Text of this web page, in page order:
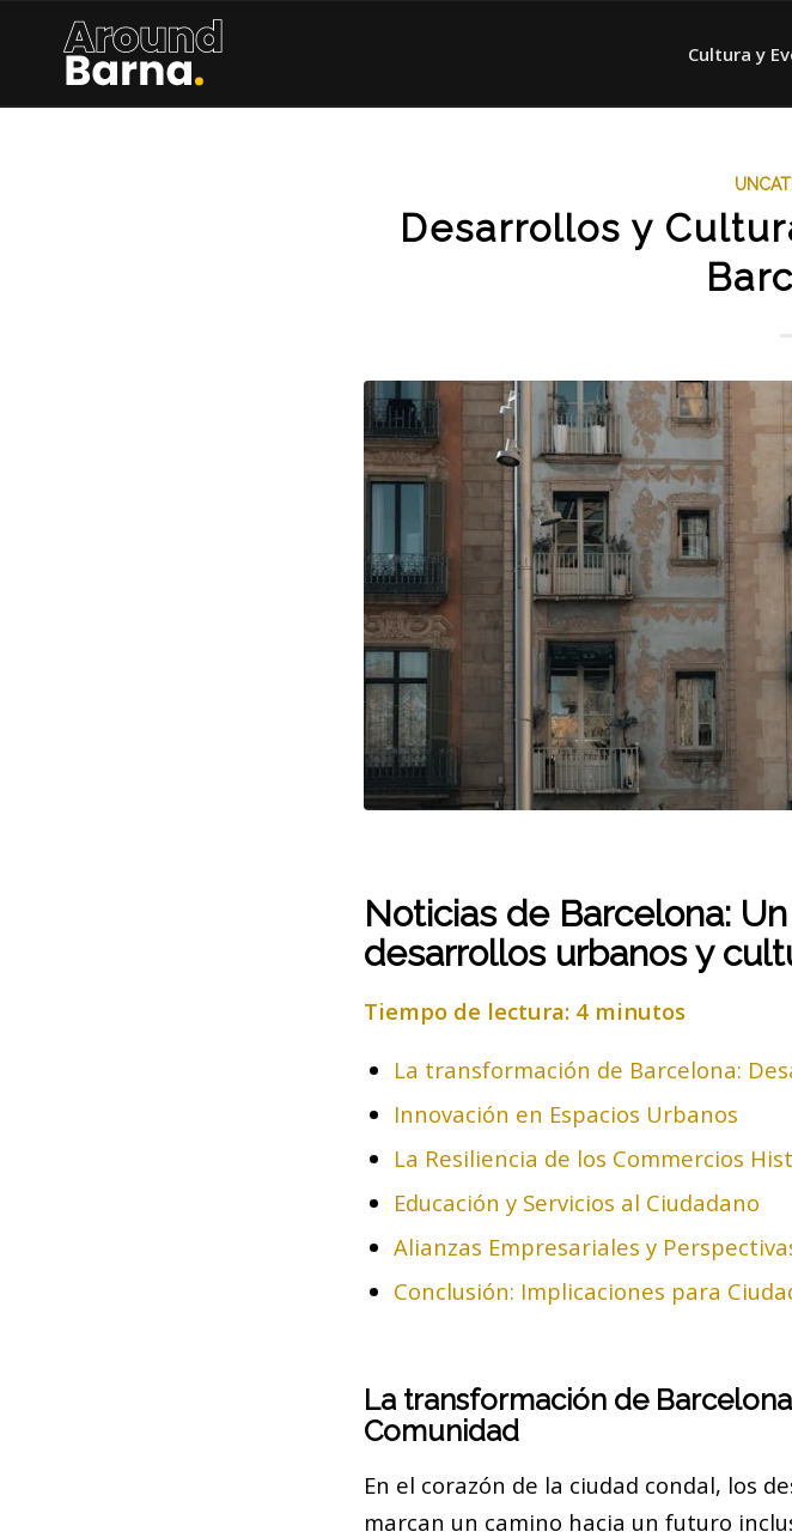
Cultura y
Desarrollos y
Noticias de Barcelona:
desarrollos urbanos y
Tiempo de lectura: 4 minutos
La transformación de Barcelona:
Innovación en Espacios Urbanos
La Resiliencia de los Commercios
Educación y Servicios al Ciudadano
Alianzas Empresariales y
Conclusión: Implicaciones para
La transformación de
Comunidad
En el corazón de la ciudad condal, los
marcan un camino hacia un futuro